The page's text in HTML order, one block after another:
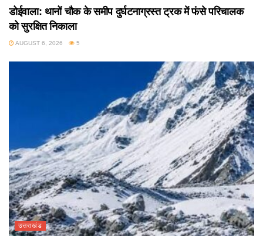
डोईवाला: थानों चौक के समीप दुर्घटनाग्रस्त ट्रक में फंसे परिचालक
को सुरक्षित निकाला
AUGUST 6, 2026 5
उत्तराखंड